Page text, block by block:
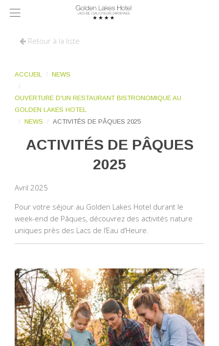
Retour à la liste
ACCUEIL NEWS
OUVERTURE D'UN RESTAURANT BISTRONOMIQUE AU
GOLDEN LAKES HOTEL
NEWS
ACTIVITÉS DE PÂQUES 2025
ACTIVITÉS DE PÂQUES
2025
Avril 2025
Pour votre séjour au Golden Lakes Hotel durant le
week-end de Pâques, découvrez des activités nature
uniques près des Lacs de l’Eau d’Heure.